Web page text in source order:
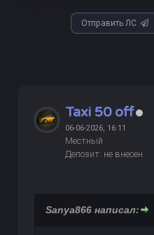
Отправить ЛС
Taxi 50 off
06-06-2026, 16:11
Местный
Депозит: не внесен
Sanya866 написал: